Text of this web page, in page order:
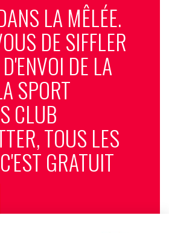
LA MÊLÉE.
DE SIFFLER
DE LA
SPORT
CLUB
TOUS LES
GRATUIT